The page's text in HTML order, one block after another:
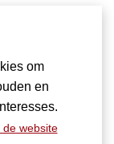
om
en
website